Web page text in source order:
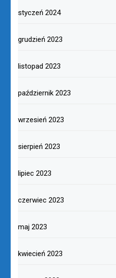
styczeń 2024
grudzień 2023
listopad 2023
październik 2023
wrzesień 2023
sierpień 2023
lipiec 2023
czerwiec 2023
maj 2023
kwiecień 2023